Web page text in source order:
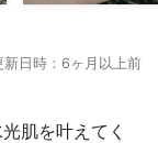
新日時：6ヶ月以上前
肌を叶えてく